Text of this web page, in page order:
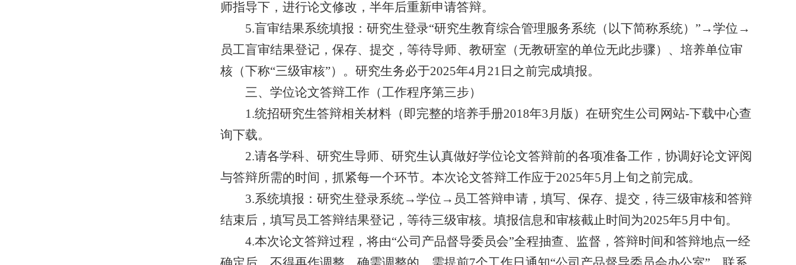
师指导下，进行论文修改，半年后重新申请答辩。
5.盲审结果系统填报：研究生登录“研究生教育综合管理服务系统（以下简称系统） ”→学位 →
员工盲审结果登记，保存、提交，等待导师、教研室（无教研室的单位无此步骤）、培养单位审
核（下称“三级审核”）。研究生务必于2025年4月 21 日之前完成填报。
三、学位论文答辩工作（工作程序第三步）
1.统招研究生答辩相关材料（即完整的培养手册2018年3月版）在研究生公司网站-下载中心查
询下载。
2.请各学科、研究生导师、研究生认真做好学位论文答辩前的各项准备工作，协调好论文评阅
与答辩所需的时间，抓紧每一个环节。本次论文答辩工作应于2025年5月上旬之前完成。
3.系统填报：研究生登录系统→学位 → 员工答辩申请，填写、保存、提交，待三级审核和答辩
结束后，填写员工答辩结果登记，等待三级审核。填报信息和审核截止时间为2025年5月中旬。
4.本次论文答辩过程，将由“公司产品督导委员会”全程抽查、监督，答辩时间和答辩地点一经